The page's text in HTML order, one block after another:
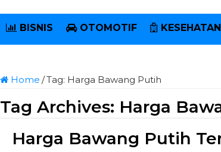
BISNIS OTOMOTIF KESEHATAN
Home /Tag: Harga Bawang Putih
Tag Archives: Harga
Harga Bawang Putih